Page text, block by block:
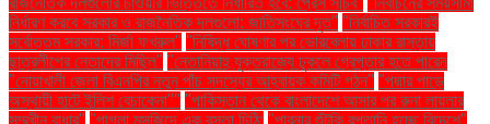
নির্ধারণ করবে সরকার ও রাজনৈতিক দলগুলো: জাতিসংঘের দূত" "নির্বাচিত সরকারই
সর্বোত্তম সরকার: মির্জা ফখরুল" "নিষিদ্ধ ঘোষণার পর ভোরবেলায় ঢাকার রাস্তায়
ছাত্রলীগের নেতাদের মিছিল" "নেতানিয়াহু যুক্তরাজ্যে ঢুকলে গ্রেপ্তার হতে পারেন
"নোয়াখালী জেলা বিএনপির নতুন পাঁচ সদস্যের আহ্বায়ক কমিটি গঠন" "পদ্মার পাড়ে
অস্থায়ী হাটে ইলিশ বেচাকেনা"'' "পাকিস্তান থেকে বাংলাদেশে আসার পর রুনা লায়লার
সম্মুখীন বাধার" "পাগলা মসজিদে এক বস্তা চিঠি: "পাবনার শুঁটকি রপ্তানি হচ্ছে বিদেশে"